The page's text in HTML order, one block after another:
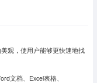
观，使用户能够更快速地找
文档、Excel表格、